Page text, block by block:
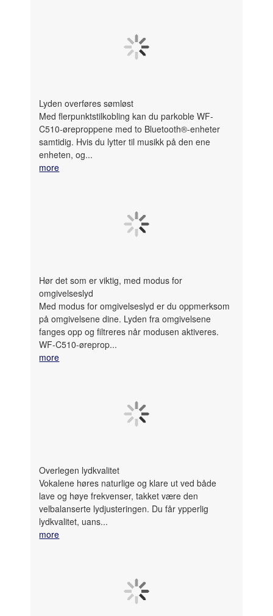
Lyden overføres sømløst
Med flerpunktstilkobling kan du parkoble WF-
C510-øreproppene med to Bluetooth®-enheter
samtidig. Hvis du lytter til musikk på den ene
enheten, og...
more
Hør det som er viktig, med modus for
omgivelseslyd
Med modus for omgivelseslyd er du oppmerksom
på omgivelsene dine. Lyden fra omgivelsene
fanges opp og filtreres når modusen aktiveres.
WF-C510-øreprop...
more
Overlegen lydkvalitet
Vokalene høres naturlige og klare ut ved både
lave og høye frekvenser, takket være den
velbalanserte lydjusteringen. Du får ypperlig
lydkvalitet, uans...
more